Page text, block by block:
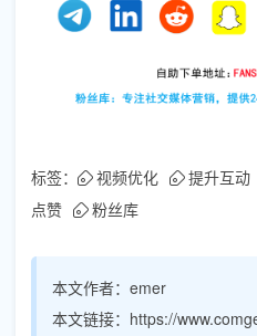
标签： 视频优化 提升互动
点赞
粉丝库
本文作者： emer
本文链接： https://